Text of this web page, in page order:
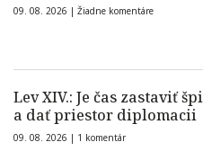
09. 08. 2026 | Žiadne komentáre
Lev XIV.: Je čas zastaviť
a dať priestor diplomacii
09. 08. 2026 | 1 komentár